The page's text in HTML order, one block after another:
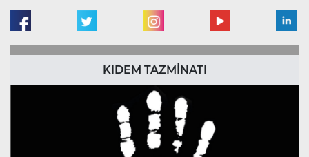
KIDEM TAZMİNATI